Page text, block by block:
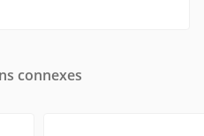
connexes